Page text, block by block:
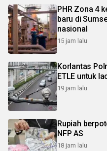
PHR Zona 4
baru di
nasional
15 jam lalu
Korlantas
ETLE untuk
19 jam lalu
Rupiah
NFP AS
18 jam lalu